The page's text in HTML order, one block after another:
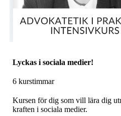
Lyckas i sociala medier!
6 kurstimmar
Kursen för dig som vill lära dig
kraften i sociala medier.